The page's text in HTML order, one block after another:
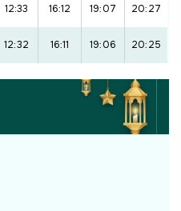
12:33 16:12 19:07 20:27
12:32 16:11 19:06 20:25